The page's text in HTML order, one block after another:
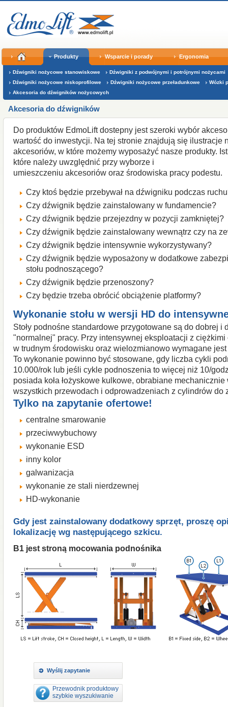
Produkty Wsparcie i porady Ergonomia
Dźwigniki nożycowe stanowiskowe
Dźwigniki z podwójnymi i potrójnymi nożycami
Dźwigniki nożycowe niskoprofilowe
Dźwigniki nożycowe przeładunkowe
Wózki
Akcesoria do dźwigników nożycowych
Akcesoria do dźwigników
Do produktów EdmoLift dostepny jestszeroki wybór
wartość do inwestycji. Na tej stronie znajdują się ilustracje
akcesoriów, w które możemy wyposażyć nasze produkty.
które należy uwzględnić przy wyborze i
umieszczeniu akcesoriów oraz środowiska pracy podestu.
Czy ktoś będzie przebywał na dźwigniku podczas ruchu
Czy dźwignik będzie zainstalowany w fundamencie?
Czy dźwignik będzie przejezdny w pozycji zamkniętej?
Czy dźwignik będzie zainstalowany wewnątrz czy na
Czy dźwignik będzie intensywnie wykorzystywany?
Czy dźwignik będzie wyposażony w dodatkowe
stołu podnoszącego?
Czy dźwignik będzie przenoszony?
Czy będzie trzeba obrócić obciążenie platformy?
Wykonanie stołu w wersji HD do
Stoły podnośne standardowe przygotowane są do dobrej i
"normalnej" pracy. Przy intensywnej eksploatacji z ciężkimi
w trudnym środowisku oraz wielozmianowo wymagane
To wykonanie powinno być stosowane, gdy liczba cykli
10.000/rok lub jeśli cykle podnoszenia to więcej niż 10/
posiada koła łożyskowe kulkowe, obrabiane mechanicznie
wszystkich przewodach i odprowadzeniach z cylindrów do
Tylko na zapytanie ofertowe!
centralne smarowanie
przeciwwybuchowy
wykonanie ESD
inny kolor
galwanizacja
wykonanie ze stali nierdzewnej
HD-wykonanie
Gdy jest zainstalowany dodatkowy sprzęt, proszę
lokalizację wg następującego szkicu.
B1 jest stroną mocowania podnośnika
Wyślij zapytanie
Przewodnik produktowy
szybkie wyszukiwanie